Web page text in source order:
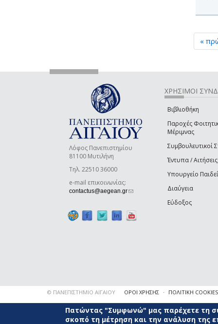
«
Λόφος Πανεπιστημίου
81100 Μυτιλήνη
Τηλ. 22510 36000
e-mail επικοινωνίας:
contactus@aegean.gr(link sends e-mail)
ΧΡΗΣΙΜΟΙ
Βιβλιοθήκη
Παροχές
Μέριμνας
Συμβουλευτικοί
Έντυπα / Αιτήσεις
Υπουργείο
Διαύγεια
Εύδοξος
© ΠΑΝΕΠΙΣΤΗΜΙΟ ΑΙΓΑΙΟΥ ΟΡΟΙ ΧΡΗΣΗΣ ΠΟΛΙΤΙΚΗ COOKIES
Πατώντας "Συμφωνώ" μας παρέχετε τη
σκοπό τη μέτρηση και την ανάλυση της